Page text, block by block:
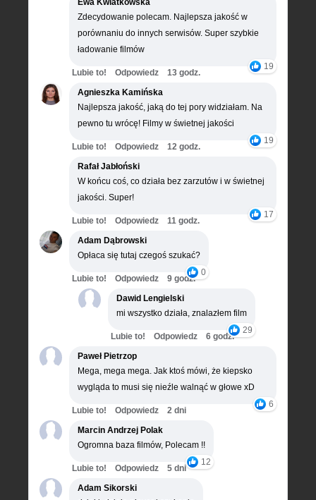
Zdecydowanie polecam. Najlepsza jakość w
porównaniu do innych serwisów. Super szybkie
ładowanie filmów
19
Lubie to! Odpowiedz
13 godz.
Agnieszka Kamińska
Najlepsza jakość, jaką do tej pory widziałam. Na
pewno tu wrócę! Filmy w świetnej jakości
19
Lubie to! Odpowiedz
12 godz.
Rafał Jabłoński
W końcu coś, co działa bez zarzutów i w świetnej
jakości. Super!
17
Lubie to! Odpowiedz
11 godz.
Adam Dąbrowski
Opłaca się tutaj czegoś szukać?
0
Lubie to! Odpowiedz
9 godz.
Dawid Lengielski
mi wszystko działa, znalazłem film
29
Lubie to! Odpowiedz
6 godz.
Paweł Pietrzop
Mega, mega mega. Jak ktoś mówi, że kiepsko
wygląda to musi się nieźle walnąć w głowe xD
6
Lubie to! Odpowiedz
2 dni
Marcin Andrzej Polak
Ogromna baza filmów, Polecam !!
12
Lubie to! Odpowiedz
5 dni
Adam Sikorski